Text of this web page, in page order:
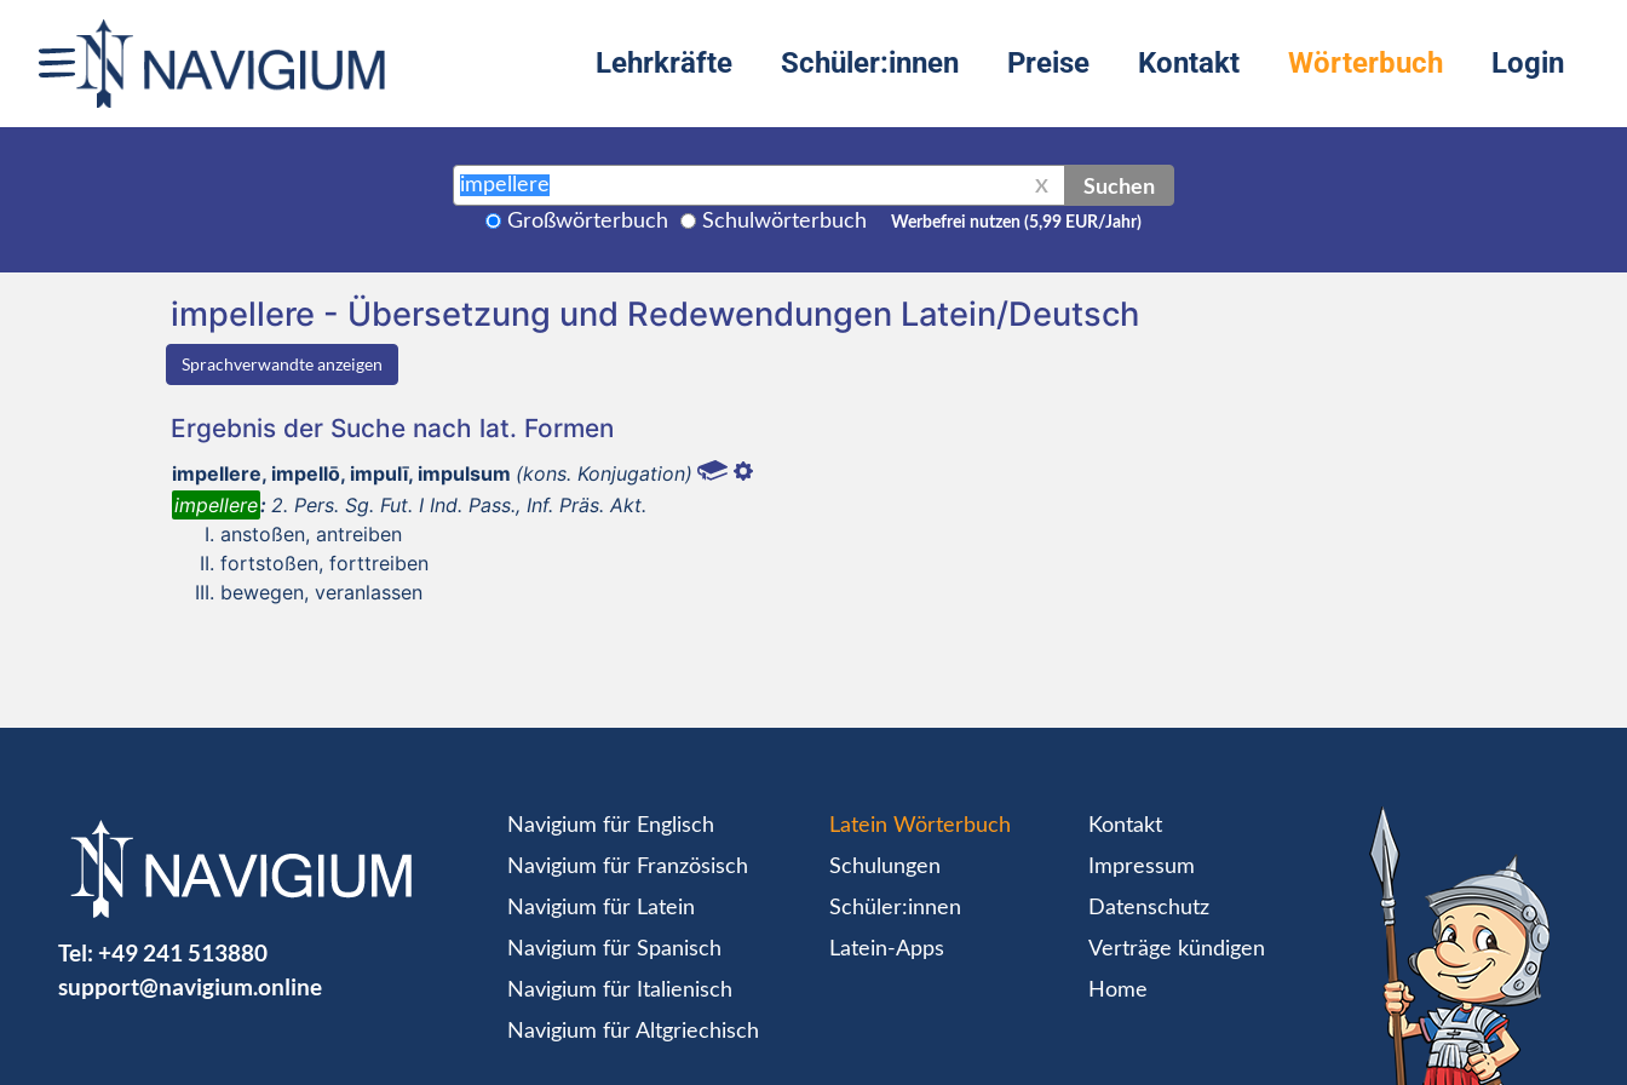
Lehrkräfte Schüler:innen Preise Kontakt Wörterbuch Login
X Suchen
Großwörterbuch Schulwörterbuch Werbefrei nutzen (5,99 EUR/Jahr)
impellere - Übersetzung und Redewendungen Latein/Deutsch
Sprachverwandte anzeigen
Ergebnis der Suche nach lat. Formen
impellere, impellō, impulī, impulsum (kons. Konjugation)
impellere: 2. Pers. Sg. Fut. I Ind. Pass., Inf. Präs. Akt.
anstoßen, antreiben
fortstoßen, forttreiben
bewegen, veranlassen
Tel: +49 241 513880
support@navigium.online
Navigium für Englisch
Navigium für Französisch
Navigium für Latein
Navigium für Spanisch
Navigium für Italienisch
Navigium für Altgriechisch
Latein Wörterbuch
Schulungen
Schüler:innen
Latein-Apps
Kontakt
Impressum
Datenschutz
Verträge kündigen
Home